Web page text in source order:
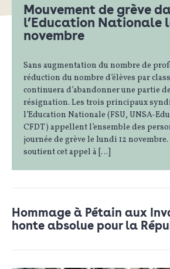
Mouvement de grève
l’Education Nationale
novembre
Sans augmentation du nombre de
réduction du nombre d’élèves par
continuera d’abandonner une partie
résignation. Les trois principaux
l’Education Nationale (FSU, UNSA-
CFDT) appellent l’ensemble des
journée de grève le lundi 12
soutient cet appel à […]
Hommage à Pétain aux
honte absolue pour la